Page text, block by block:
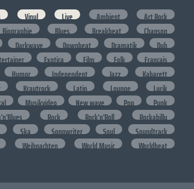
Vinyl Live Ambient
Art Rock
Biographie Blues Breakbeat
Chanson
Darkwave Downbeat Dramatik
Dub
Exotica Film Folk
Francais
Humor Independent Jazz
Kabarett
Krautrock Latin Lounge
Lyrik
Musikvideo New wave Pop
Punk
Rock Rock'n'Roll
Rockabilly
Ska Songwriter Soul
Soundtrack
Weihnachten World Music
Worldbeat